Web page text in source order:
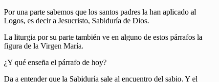
Por una parte sabemos que los santos padres la han aplicado al
Logos, es decir a Jesucristo, Sabiduría de Dios.
La liturgia por su parte también ve en alguno de estos párrafos la
figura de la Virgen María.
¿Y qué enseña el párrafo de hoy?
Da a entender que la Sabiduría sale al encuentro del sabio. Y el